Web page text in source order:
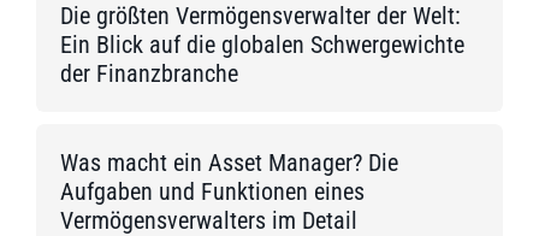
Die größten Vermögensverwalter der Welt:
Ein Blick auf die globalen Schwergewichte
der Finanzbranche
Was macht ein Asset Manager? Die
Aufgaben und Funktionen eines
Vermögensverwalters im Detail